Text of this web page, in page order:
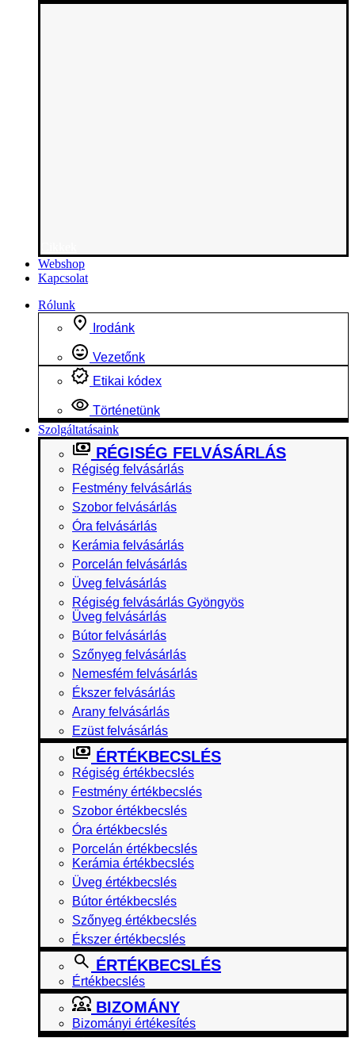
Webshop
Kapcsolat
Rólunk
Irodánk
Vezetőnk
Etikai kódex
Történetünk
Szolgáltatásaink
RÉGISÉG FELVÁSÁRLÁS
Régiség felvásárlás
Festmény felvásárlás
Szobor felvásárlás
Óra felvásárlás
Kerámia felvásárlás
Porcelán felvásárlás
Üveg felvásárlás
Régiség felvásárlás Gyöngyös
Üveg felvásárlás
Bútor felvásárlás
Szőnyeg felvásárlás
Nemesfém felvásárlás
Ékszer felvásárlás
Arany felvásárlás
Ezüst felvásárlás
ÉRTÉKBECSLÉS
Régiség értékbecslés
Festmény értékbecslés
Szobor értékbecslés
Óra értékbecslés
Porcelán értékbecslés
Kerámia értékbecslés
Üveg értékbecslés
Bútor értékbecslés
Szőnyeg értékbecslés
Ékszer értékbecslés
ÉRTÉKBECSLÉS
Értékbecslés
BIZOMÁNY
Bizományi értékesítés